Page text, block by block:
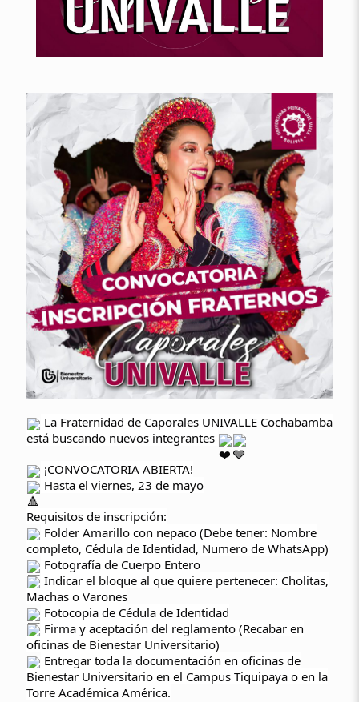
La Fraternidad de Caporales UNIVALLE Cochabamba
está buscando nuevos integrantes
¡CONVOCATORIA ABIERTA!
Hasta el viernes, 23 de mayo
Requisitos de inscripción:
Folder Amarillo con nepaco (Debe tener: Nombre
completo, Cédula de Identidad, Numero de WhatsApp)
Fotografía de Cuerpo Entero
Indicar el bloque al que quiere pertenecer: Cholitas,
Machas o Varones
Fotocopia de Cédula de Identidad
Firma y aceptación del reglamento (Recabar en
oficinas de Bienestar Universitario)
Entregar toda la documentación en oficinas de
Bienestar Universitario en el Campus Tiquipaya o en la
Torre Académica América.